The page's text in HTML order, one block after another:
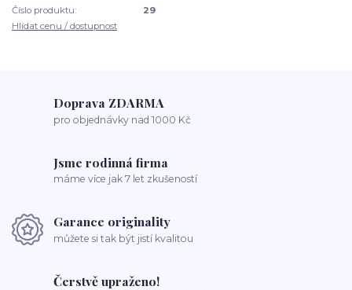
Číslo produktu:
29
Hlídat cenu / dostupnost
Doprava ZDARMA
pro objednávky nad 1000 Kč
Jsme rodinná firma
máme více jak 7 let zkušeností
Garance originality
můžete si tak být jistí kvalitou
Čerstvě upraženo!